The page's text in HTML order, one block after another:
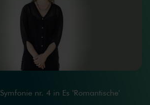
Symfonie nr. 4 in Es 'Romantische'